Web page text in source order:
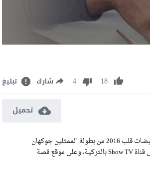
18
4 شارك تبليغ
تحميل
مشاهدة وتحميل مسلسل نبضات قلب الحلقة 2 مترجم للعربية Kalp Atışı EP02 رابط الحلقة 2 من نبضات قلب 2016 من بطولة الممثلين جوكهان
ألكان، أويكو كارايل، ايجه كوكينلي، علي بوراك جيلان، وميرفي تشاران، وتم عرض نبضات قلب على قناة Show TV بالتركية، وعلى موقع قصة